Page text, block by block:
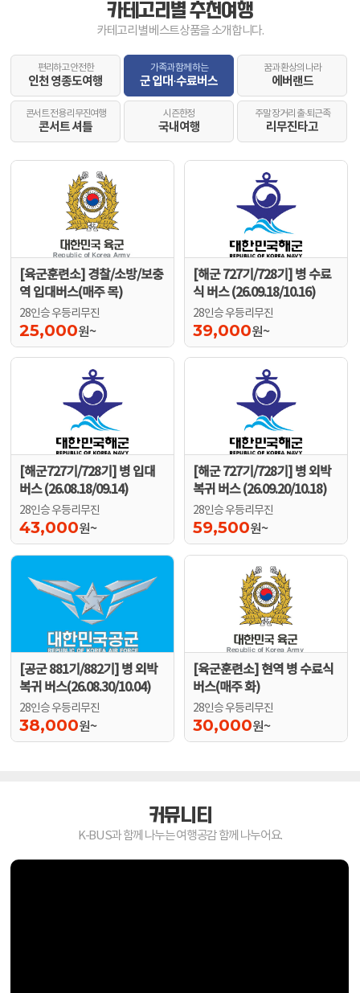
카테고리별 추천여행
카테고리별 베스트상품을 소개합니다.
편리하고 안전한
인천 영종도여행
가족과 함께 하는
군 입대·수료버스
꿈과 환상의 나라
에버랜드
콘서트 전용 리무진여행
콘서트 셔틀
시즌한정
국내여행
주말 장거리 출·퇴근족
리무진타고
[육군훈련소] 경찰/소방/보충
역 입대버스(매주 목)
28인승 우등리무진
25,000원~
[해군 727기/728기] 병 수료
식 버스 (26.09.18/10.16)
28인승 우등리무진
39,000원~
[해군727기/728기] 병 입대
버스 (26.08.18/09.14)
28인승 우등리무진
43,000원~
[해군 727기/728기] 병 외박
복귀 버스 (26.09.20/10.18)
28인승 우등리무진
59,500원~
[공군 881기/882기] 병 외박
복귀 버스(26.08.30/10.04)
28인승 우등리무진
38,000원~
[육군훈련소] 현역 병 수료식
버스(매주 화)
28인승 우등리무진
30,000원~
커뮤니티
K-BUS과 함께 나누는 여행공감 함께 나누어요.